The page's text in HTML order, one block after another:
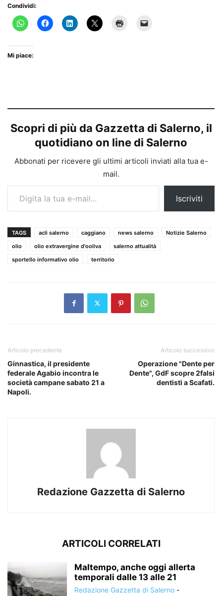
Condividi:
Mi piace:
Scopri di più da Gazzetta di Salerno, il
quotidiano on line di Salerno
Abbonati per ricevere gli ultimi articoli inviati alla tua e-
mail.
Digita la tua e-mail...
Iscriviti
TAGS acli salerno caggiano news salerno
Notizie Salerno
olio
olio extravergine d'ooliva
salerno attualità
sportello informativo olio
territorio
Articolo precedente
Ginnastica, il presidente
federale Agabio incontra le
società campane sabato 21 a
Napoli.
Articolo successivo
Operazione "Dente per
Dente", GdF scopre 2falsi
dentisti a Scafati.
Redazione Gazzetta di Salerno
ARTICOLI CORRELATI
Maltempo, anche oggi allerta
temporali dalle 13 alle 21
Redazione Gazzetta di Salerno -